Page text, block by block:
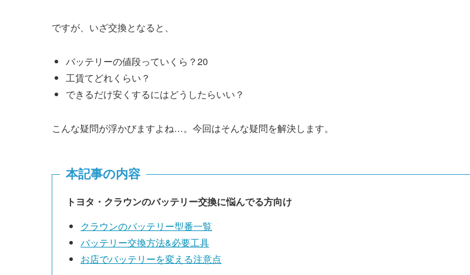
ですが、いざ交換となると、
バッテリーの値段っていくら？20
工賃てどれくらい？
できるだけ安くするにはどうしたらいい？
こんな疑問が浮かびますよね…。今回はそんな疑問を解決します。
本記事の内容
トヨタ・クラウンのバッテリー交換に悩んでる方向け
クラウンのバッテリー型番一覧
バッテリー交換方法&必要工具
お店でバッテリーを変える注意点